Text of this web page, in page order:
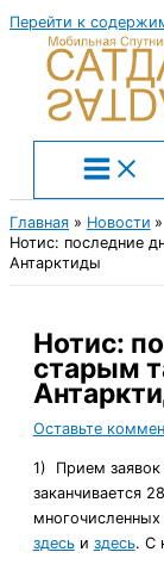
Перейти к
Главная
Новости
Нотис: последние
Антарктиды
Нотис:
старым
Оставьте
1) Прием
заканчивается
здесьи здесь. С